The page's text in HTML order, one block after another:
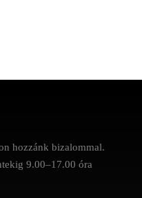
hozzánk bizalommal.
9.00–17.00 óra